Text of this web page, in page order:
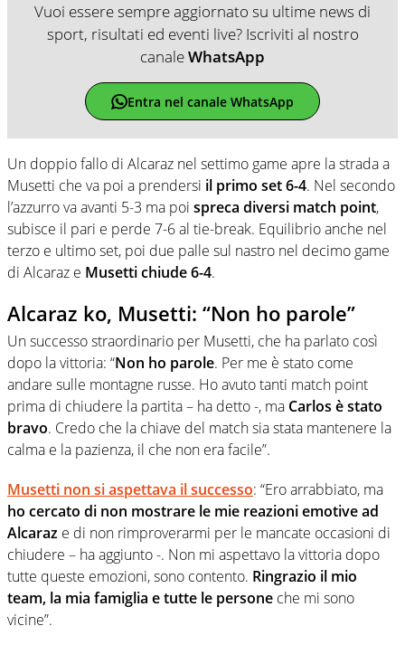
Vuoi essere sempre aggiornato su ultime news di
sport, risultati ed eventi live? Iscriviti al nostro
canaleWhatsApp
Entra nel canale WhatsApp
Un doppio fallo di Alcaraz nel settimo game apre la strada a
Musetti che va poi a prendersi il primo set 6-4. Nel secondo
l’azzurro va avanti 5-3 ma poi spreca diversi match point,
subisce il pari e perde 7-6 al tie-break. Equilibrio anche nel
terzo e ultimo set, poi due palle sul nastro nel decimo game
di Alcaraz e Musetti chiude 6-4.
Alcaraz ko, Musetti: “Non ho parole”
Un successo straordinario per Musetti, che ha parlato così
dopo la vittoria: “Non ho parole. Per me è stato come
andare sulle montagne russe. Ho avuto tanti match point
prima di chiudere la partita – ha detto -, ma Carlos è stato
bravo. Credo che la chiave del match sia stata mantenere la
calma e la pazienza, il che non era facile”.
Musetti non si aspettava il successo: “Ero arrabbiato, ma
ho cercato di non mostrare le mie reazioni emotive ad
Alcaraz e di non rimproverarmi per le mancate occasioni di
chiudere – ha aggiunto -. Non mi aspettavo la vittoria dopo
tutte queste emozioni, sono contento. Ringrazio il mio
team, la mia famiglia e tutte le persone che mi sono
vicine”.